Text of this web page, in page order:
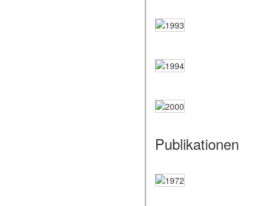
Publikationen